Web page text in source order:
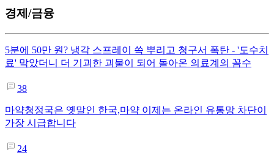
경제/금융
5분에 50만 원? 냉각 스프레이 쓱 뿌리고 청구서 폭탄 - '도수치
료' 막았더니 더 기괴한 괴물이 되어 돌아온 의료계의 꼼수
38
마약청정국은 옛말인 한국,마약 이제는 온라인 유통망 차단이
가장 시급합니다
24